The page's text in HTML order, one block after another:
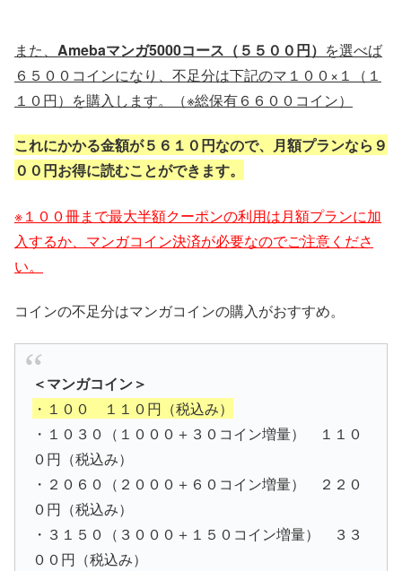
また、 Amebaマンガ5000コース（５５００円） を選べば
６５００コインになり、不足分は下記のマ１００×１（１
１０円）を購入します。（※総保有６６００コイン）
これにかかる金額が５６１０円なので、月額プランなら９
００円お得に読むことができます。
※１００冊まで最大半額クーポンの利用は月額プランに加
入するか、マンガコイン決済が必要なのでご注意くださ
い。
コインの不足分はマンガコインの購入がおすすめ。
＜マンガコイン＞
・１００ １１０円（税込み）
・１０３０（１０００＋３０コイン増量） １１０
０円（税込み）
・２０６０（２０００＋６０コイン増量） ２２０
０円（税込み）
・３１５０（３０００＋１５０コイン増量） ３３
００円（税込み）